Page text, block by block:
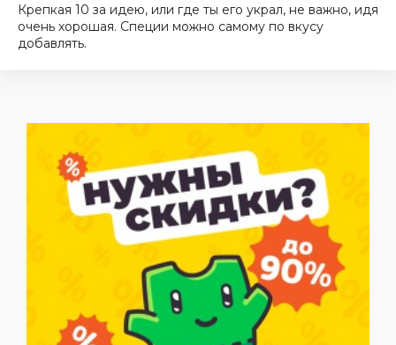
Крепкая 10 за идею, или где ты его украл, не важно, идя
очень хорошая. Специи можно самому по вкусу
добавлять.